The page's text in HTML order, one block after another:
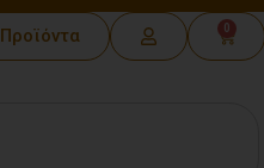
Προϊόντα 0